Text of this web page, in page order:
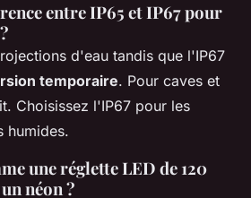
entre IP65 et IP67 pour
d'eau tandis que l'IP67
temporaire. Pour caves et
Choisissez l'IP67 pour les
humides.
une réglette LED de 120
néon ?